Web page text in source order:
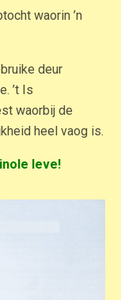
waorin ’n
deur
’t Is
waorbij de
heel vaog is.
leve!